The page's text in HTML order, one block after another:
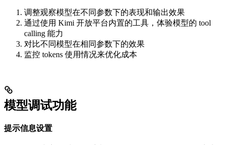
调整观察模型在不同参数下的表现和输出效果
通过使用 Kimi 开放平台内置的工具，体验模型的 tool
calling 能力
对比不同模型在相同参数下的效果
监控 tokens 使用情况来优化成本
模型调试功能
提示信息设置